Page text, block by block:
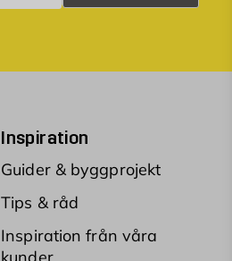
Inspiration
Guider & byggprojekt
Tips & råd
Inspiration från våra
kunder